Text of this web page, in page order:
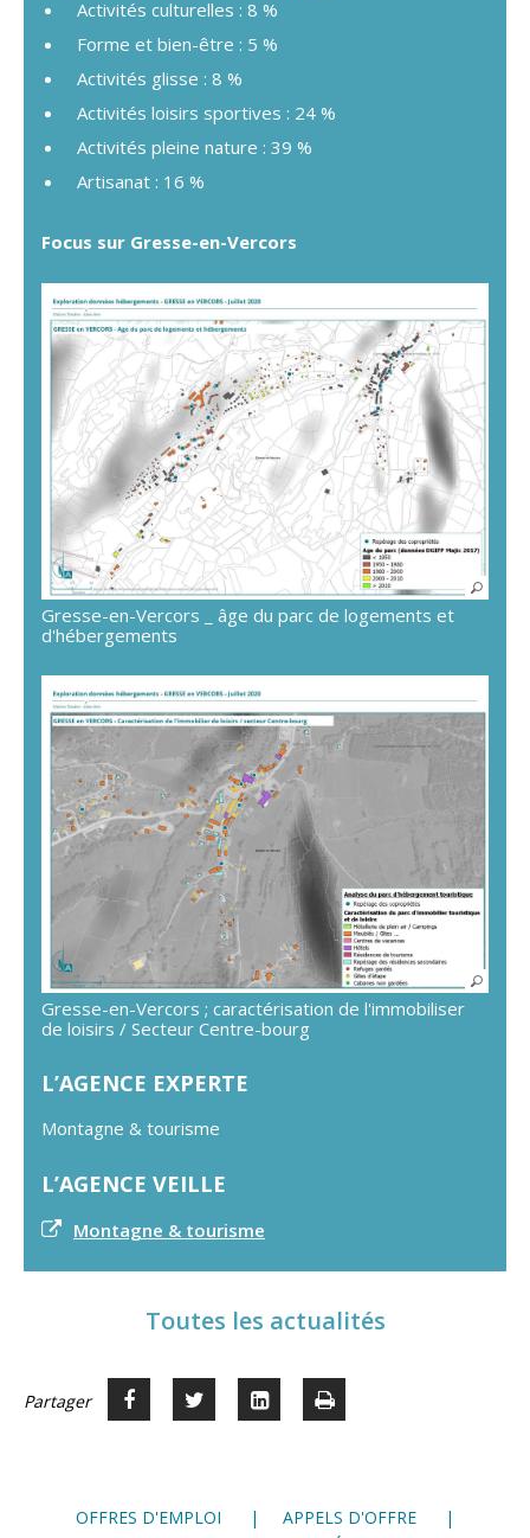
Activités culturelles : 8 %
Forme et bien-être : 5 %
Activités glisse : 8 %
Activités loisirs sportives : 24 %
Activités pleine nature : 39 %
Artisanat : 16 %
Focus sur Gresse-en-Vercors
Gresse-en-Vercors _ âge du parc de logements et
d'hébergements
Gresse-en-Vercors ; caractérisation de l'immobiliser
de loisirs / Secteur Centre-bourg
L’AGENCE EXPERTE
Montagne & tourisme
L’AGENCE VEILLE
Montagne & tourisme
Toutes les actualités
Partager Partager
Partager
Voir
Imprimer
OFFRES D'EMPLOI
APPELS D'OFFRE